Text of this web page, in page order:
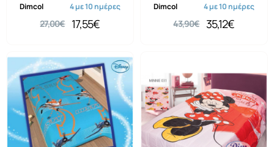
Dimcol 4 με 10 ημέρες
17,55€
27,00€
Dimcol 4 με 10 ημέρες
35,12€
43,90€